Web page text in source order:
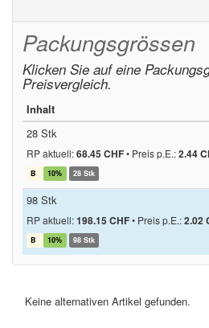
Packungsgrössen
Klicken Sie auf eine
Preisvergleich.
Inhalt
28 Stk
RP aktuell:68.45 CHF• Preis p.E.:2.44
B 10% 28 Stk
98 Stk
RP aktuell:198.15 CHF• Preis p.E.:2.02
B 10% 98 Stk
Keine alternativen Artikel gefunden.